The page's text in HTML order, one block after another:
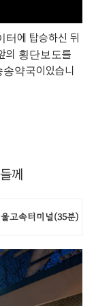
터에 탑승하신 뒤
의 횡단보도를
송약국이있습니
께
고속터미널(35분)